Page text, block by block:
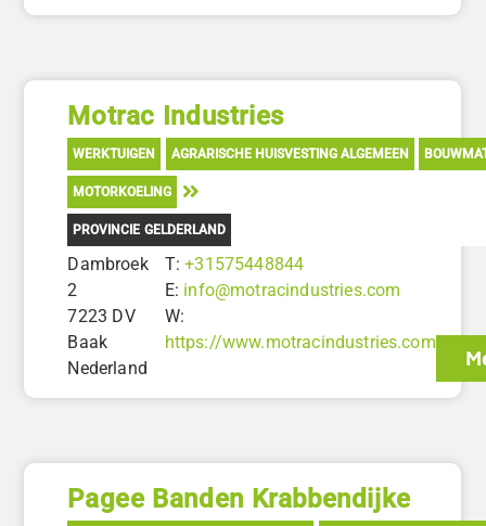
Motrac Industries
WERKTUIGEN AGRARISCHE HUISVESTING ALGEMEEN
MOTORKOELING
PROVINCIE GELDERLAND
Dambroek
2
7223 DV
Baak
Nederland
T:+31575448844
E: info@motracindustries.com
W:
https://www.motracindustries.com
Pagee Banden Krabbendijke